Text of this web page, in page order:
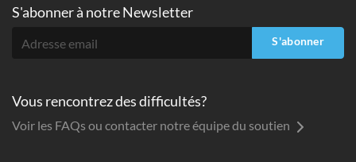
S'abonner à notre Newsletter
S'abonner
Vous rencontrez des difficultés?
Voir les FAQs ou contacter notre équipe du soutien